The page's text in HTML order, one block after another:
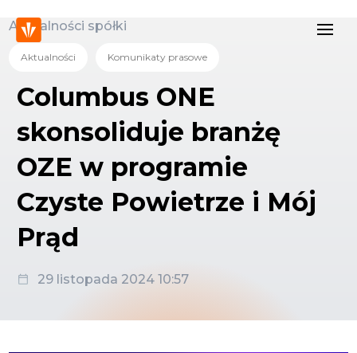
Aktualności spółki
Aktualności Komunikaty prasowe
Columbus ONE
skonsoliduje branżę
OZE w programie
Czyste Powietrze i Mój
Prąd
29 listopada 2024 10:57